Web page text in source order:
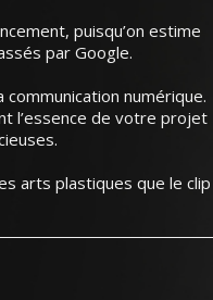
puisqu’on estime
par Google.
numérique.
l’essence de votre projet
arts plastiques que le clip